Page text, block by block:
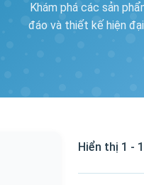
Khám phá các sản
đáo và thiết kế hiện
Hiển thị 1 -